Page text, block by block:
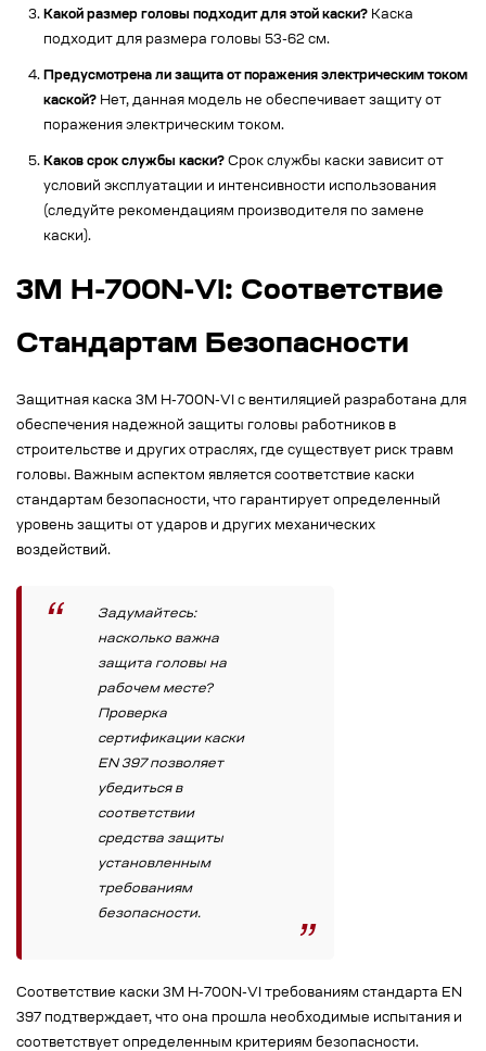
Какой размер головы подходит для этой каски? Каска
подходит для размера головы 53-62 см.
Предусмотрена ли защита от поражения электрическим током
каской? Нет, данная модель не обеспечивает защиту от
поражения электрическим током.
Каков срок службы каски? Срок службы каски зависит от
условий эксплуатации и интенсивности использования
(следуйте рекомендациям производителя по замене
каски).
3M H-700N-VI: Соответствие
Стандартам Безопасности
Защитная каска 3M H-700N-VI с вентиляцией разработана для
обеспечения надежной защиты головы работников в
строительстве и других отраслях, где существует риск травм
головы. Важным аспектом является соответствие каски
стандартам безопасности, что гарантирует определенный
уровень защиты от ударов и других механических
воздействий.
Задумайтесь:
насколько важна
защита головы на
рабочем месте?
Проверка
сертификации каски
EN 397 позволяет
убедиться в
соответствии
средства защиты
установленным
требованиям
безопасности.
Соответствие каски 3M H-700N-VI требованиям стандарта EN
397 подтверждает, что она прошла необходимые испытания и
соответствует определенным критериям безопасности.